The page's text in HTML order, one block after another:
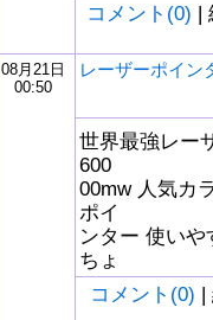
コメント(0) |
08月21日
00:50
レーザーポイン
世界最強レー
600
00mw 人気カ
ポイ
ンター 使い
ちょ
コメント(0) |